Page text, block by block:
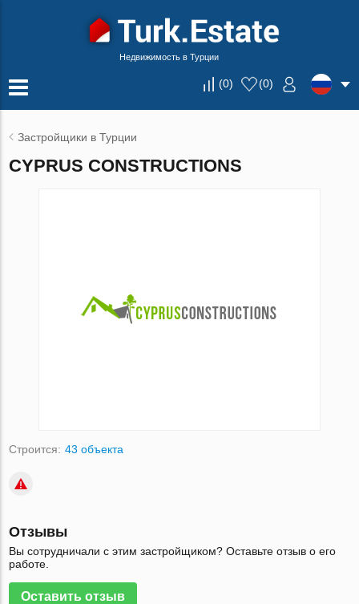
Недвижимость в Турции
(0) (0)
Застройщики в Турции
CYPRUS CONSTRUCTIONS
Строится: 43 объекта
Отзывы
Вы сотрудничали с этим застройщиком? Оставьте отзыв о его
работе.
Оставить отзыв